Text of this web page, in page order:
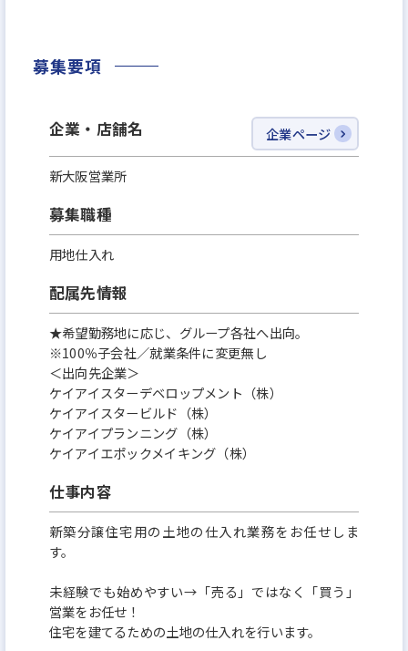
で初めて、2年連続で女性活躍推進に優れた企業「な
今より安定した環境で、もっと大きなキャリアを描
けるチャンスに挑戦してみませんか？
募集要項
企業・店舗名 企業ページ
新大阪営業所
募集職種
用地仕入れ
配属先情報
★希望勤務地に応じ、グループ各社へ出向。
※100％子会社／就業条件に変更無し
＜出向先企業＞
ケイアイスターデベロップメント（株）
ケイアイスタービルド（株）
ケイアイプランニング（株）
ケイアイエポックメイキング（株）
仕事内容
新築分譲住宅用の土地の仕入れ業務をお任せしま
す。
未経験でも始めやすい→「売る」ではなく「買う」
営業をお任せ！
住宅を建てるための土地の仕入れを行います。